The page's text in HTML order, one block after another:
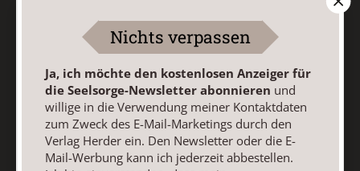
Datenschutzhinweisen
Jetzt anmelden
Nichts verpassen
Ja, ich möchte den kostenlosen Anzeiger für
die Seelsorge-Newsletter abonnieren und
willige in die Verwendung meiner Kontaktdaten
zum Zweck des E-Mail-Marketings durch den
Verlag Herder ein. Den Newsletter oder die E-
Mail-Werbung kann ich jederzeit abbestellen.